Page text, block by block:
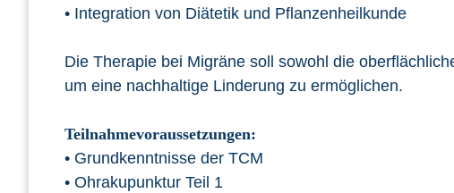
• Integration von Diätetik und Pflanzenheilkunde
Die Therapie bei Migräne soll sowohl die
um eine nachhaltige Linderung zu ermöglichen.
Teilnahmevoraussetzungen:
• Grundkenntnisse der TCM
• Ohrakupunktur Teil 1